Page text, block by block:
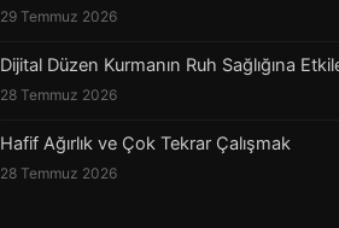
29 Temmuz 2026
Dijital Düzen Kurmanın Ruh Sağlığına
28 Temmuz 2026
Hafif Ağırlık ve Çok Tekrar Çalışmak
28 Temmuz 2026